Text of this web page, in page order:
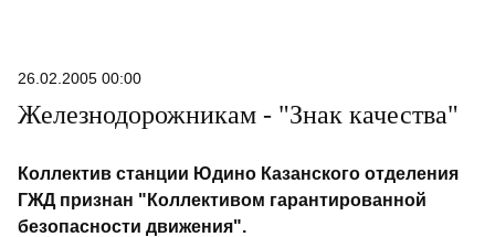
26.02.2005 00:00
Железнодорожникам - "Знак качества"
Коллектив станции Юдино Казанского отделения
ГЖД признан "Коллективом гарантированной
безопасности движения".